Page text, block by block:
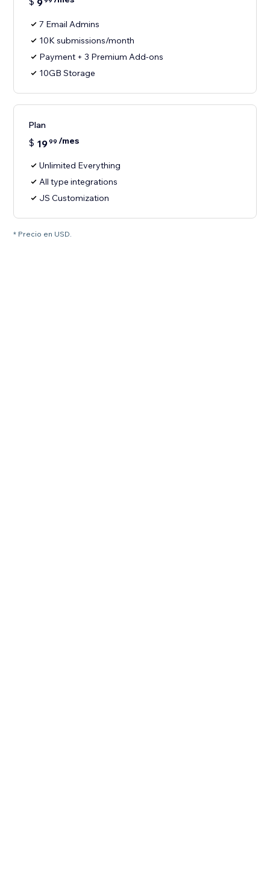
9
7 Email Admins
10K submissions/month
Payment + 3 Premium Add-ons
10GB Storage
Plan
$ 1999 /mes
Unlimited Everything
All type integrations
JS Customization
* Precio en USD.